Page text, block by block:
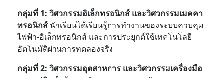
กลุ่มที่ 1: วิศวกรรมอิเล็กทรอนิกส์ และวิศวกรรมเมคคา
ทรอนิกส์ นักเรียนได้เรียนรู้การทำงานของระบบควบคุม
ไฟฟ้า-อิเล็กทรอนิกส์ และการประยุกต์ใช้เทคโนโลยี
อัตโนมัติผ่านการทดลองจริง
กลุ่มที่ 2: วิศวกรรมอุตสาหการ และวิศวกรรมเครื่องมือ